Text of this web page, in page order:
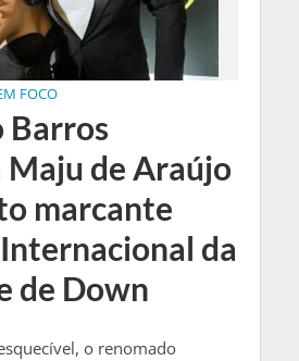
FOCO
Barros
de Araújo
marcante
da
de Down
o renomado